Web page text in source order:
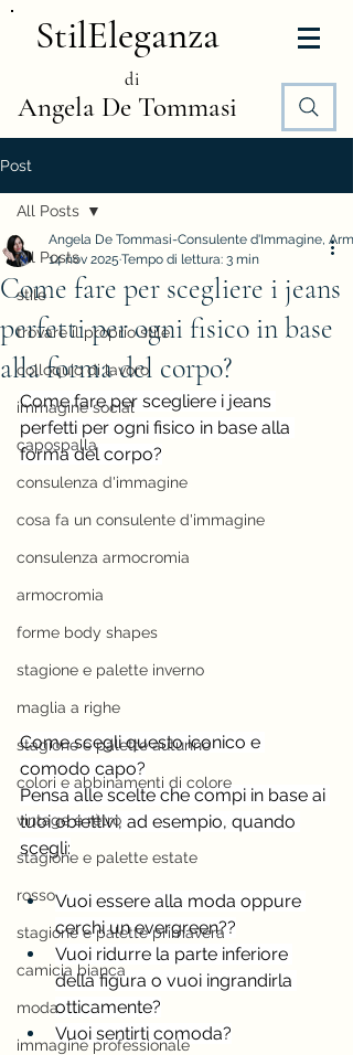
StilEleganza
di
Angela De Tommasi
Post
All Posts
stile
trovare il proprio stile
colloquio di lavoro
immagine social
capospalla
consulenza d'immagine
cosa fa un consulente d'immagine
consulenza armocromia
armocromia
forme body shapes
stagione e palette inverno
maglia a righe
stagione e palette autunno
colori e abbinamenti di colore
vintage e rètro
stagione e palette estate
rosso
stagione e palette primavera
camicia bianca
moda
immagine professionale
All Posts
Come fare per scegliere i jeans
perfetti per ogni fisico in base
alla forma del corpo?
Angela De Tommasi-Consulente d'Immagine,
14 nov 2025 Tempo di lettura: 3 min
Come fare per scegliere i jeans
perfetti per ogni fisico in base alla
forma del corpo?
Come scegli questo iconico e
comodo capo?
Pensa alle scelte che compi in base ai
tuoi obiettivi, ad esempio, quando
scegli:
Vuoi essere alla moda oppure
cerchi un evergreen??
Vuoi ridurre la parte inferiore
della figura o vuoi ingrandirla
otticamente?
Vuoi sentirti comoda?